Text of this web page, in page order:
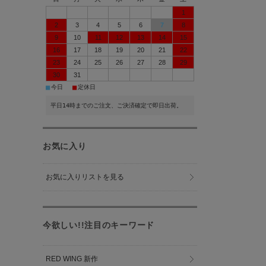
1
2
3 4 5 6 7
8
9
10 11 12 13 14
15
16
17 18 19 20 21
22
23
24 25 26 27 28
29
30
31
■今日 ■ 定休日
平日14時までのご注文、ご決済確定で即日出荷。
お気に入り
お気に入りリストを見る
今欲しい!!注目のキーワード
RED WING 新作